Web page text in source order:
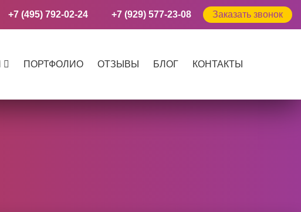
+7 (495) 792-02-24 +7 (929) 577-23-08 Заказать звонок
ПОРТФОЛИО ОТЗЫВЫ БЛОГ КОНТАКТЫ